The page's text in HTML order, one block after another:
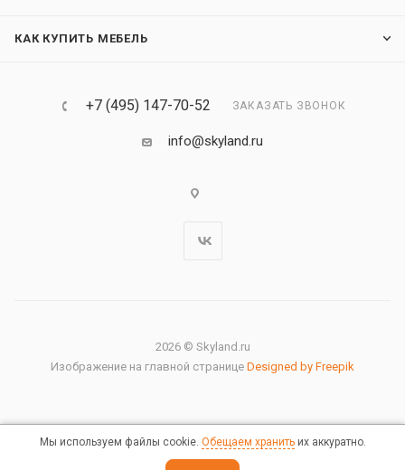
КАК КУПИТЬ МЕБЕЛЬ
+7 (495) 147-70-52 ЗАКАЗАТЬ ЗВОНОК
info@skyland.ru
2026 © Skyland.ru
Изображение на главной странице Designed by Freepik
Правовая информация
Мы используем файлы cookie. Обещаем хранитьих аккуратно.